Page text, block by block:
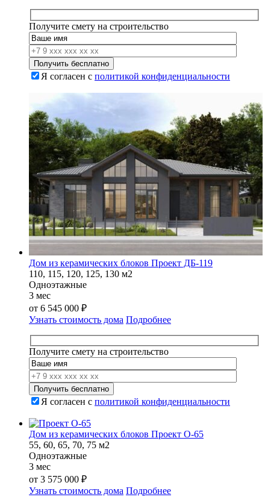
Получите смету на строительство
Я согласен с политикой конфиденциальности
Дом из керамических блоков Проект ДБ-119
110, 115, 120, 125, 130 м2
Одноэтажные
3 мес
от 6 545 000 ₽
Узнать стоимость дома Подробнее
Получите смету на строительство
Я согласен с политикой конфиденциальности
Дом из керамических блоков Проект О-65
55, 60, 65, 70, 75 м2
Одноэтажные
3 мес
от 3 575 000 ₽
Узнать стоимость дома Подробнее